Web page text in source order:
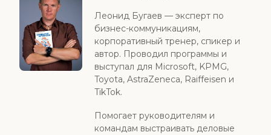
Леонид Бугаев — эксперт по
бизнес-коммуникациям,
корпоративный тренер, спикер и
автор. Проводил программы и
выступал для Microsoft, KPMG,
Toyota, AstraZeneca, Raiffeisen и
TikTok.
Помогает руководителям и
командам выстраивать деловые